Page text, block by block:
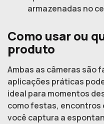
armazenadas no
Como usar ou
produto
Ambas as câmeras são
aplicações práticas
ideal para momentos
como festas, encontros
você captura a